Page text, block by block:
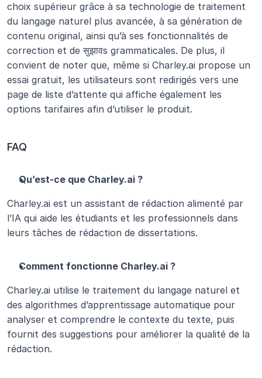
choix supérieur grâce à sa technologie de traitement
du langage naturel plus avancée, à sa génération de
contenu original, ainsi qu’à ses fonctionnalités de
correction et de सुझावs grammaticales. De plus, il
convient de noter que, même si Charley.ai propose un
essai gratuit, les utilisateurs sont redirigés vers une
page de liste d’attente qui affiche également les
options tarifaires afin d’utiliser le produit.
FAQ
Qu’est-ce que Charley.ai ?
Charley.ai est un assistant de rédaction alimenté par
l’IA qui aide les étudiants et les professionnels dans
leurs tâches de rédaction de dissertations.
Comment fonctionne Charley.ai ?
Charley.ai utilise le traitement du langage naturel et
des algorithmes d’apprentissage automatique pour
analyser et comprendre le contexte du texte, puis
fournit des suggestions pour améliorer la qualité de la
rédaction.